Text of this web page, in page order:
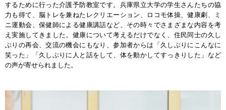
するために行った介護予防教室です。兵庫県立大学の学生さんたちの協
力も得て、脳トレを兼ねたレクリエーション、ロコモ体操、健康劇、ミ
ニ運動会、保健師による健康講話など、その時々でさまざまな内容を考
え実施してきました。健康について考えるだけでなく、住民同士の久し
ぶりの再会、交流の機会にもなり、参加者からは「久しぶりにこんなに
笑った」「久しぶりに人と話をして、体を動かしてすっきりした」など
の声が寄せられました。